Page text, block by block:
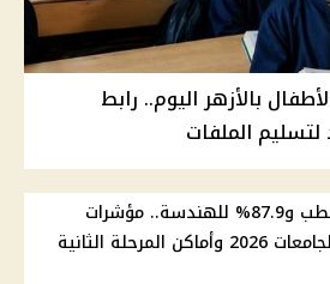
بالأزهر اليوم.. رابط
لتسليم الملفات
92.8% للطب و87.9% للهندسة.. مؤشرات
المرحلة الثانية